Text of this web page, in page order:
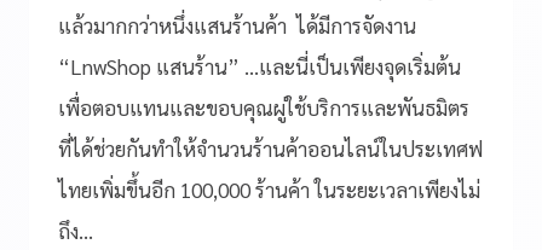
แล้วมากกว่าหนึ่งแสนร้านค้า ได้มีการจัดงาน
“LnwShop แสนร้าน” …และนี่เป็นเพียงจุดเริ่มต้น
เพื่อตอบแทนและขอบคุณผู่ใช้บริการและพันธมิตร
ที่ได้ช่วยกันทำให้จำนวนร้านค้าออนไลน์ในประเทศฟ
ไทยเพิ่มขึ้นอีก 100,000 ร้านค้า ในระยะเวลาเพียงไม่
ถึง…